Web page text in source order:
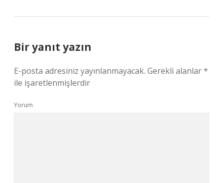
Bir yanıt yazın
E-posta adresiniz yayınlanmayacak. Gerekli alanlar*
ile işaretlenmişlerdir
Yorum